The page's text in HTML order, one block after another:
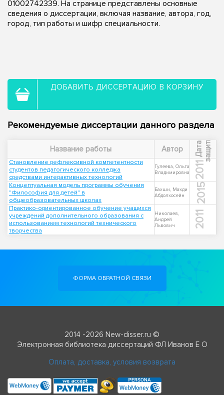
01002742339. На странице представлены основные
сведения о диссертации, включая название, автора, год,
город, тип работы и шифр специальности.
ДОБАВИТЬ ДИССЕРТАЦИЮ В КОРЗИНУ
Рекомендуемые диссертации данного раздела
Название работы Автор Д
а
т
а
з
а
щ
и
т ы
Становление рефлексивной компетентности
студентов педагогического колледжа
средствами интерактивных технологий
Гулеева, Ольга
Владимировна
2011
Концептуальная модель программы обучения
"Философия для детей" в
общеобразовательных школах
Бахши, Махди
Абдолхосейн
2015
Практико-ориентированное обучение учащихся
учреждений дополнительного образования с
использованием технологий технического
творчества
Николаев,
Андрей
Львович
2011
ФОРМА ОБРАТНОЙ СВЯЗИ
2014 -2026 New-disser.ru ©
Электронная библиотека диссертаций ФЛ Иванов Е О
Оплата, доставка, условия возврата